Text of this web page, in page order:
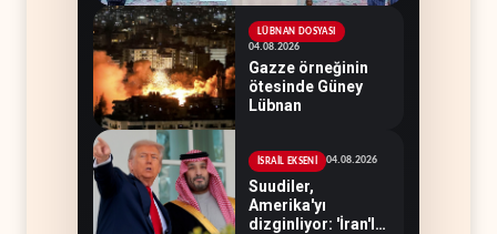
LÜBNAN DOSYASI
04.08.2026
Gazze örneğinin
ötesinde Güney
Lübnan
İSRAİL EKSENİ 04.08.2026
Suudiler,
Amerika'yı
dizginliyor: 'İran'la